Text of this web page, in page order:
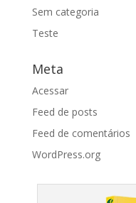
Sem categoria
Teste
Meta
Acessar
Feed de posts
Feed de comentários
WordPress.org